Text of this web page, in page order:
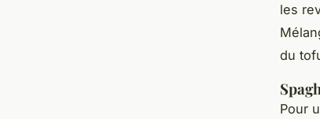
les
du
Pour